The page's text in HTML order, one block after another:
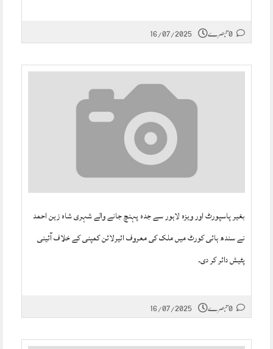
16/07/2025
بغیر پاسپورٹ اور ویزہ لاہور سے جدہ پہنچ جانے والے شہری شاہ زین احمد
نے سندھ ہائی کورٹ میں ملک کی معروف ائیرلائن کمپنی کے خلاف آئینی
پٹیش دائر کر دی۔
16/07/2025